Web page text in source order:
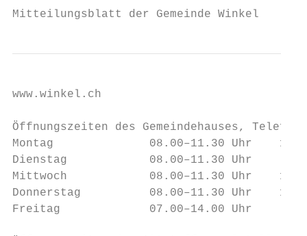
Mitteilungsblatt der Gemeinde Winkel
www.winkel.ch
Öffnungszeiten des Gemeindehauses, Telefon
Montag              08.00–11.30 Uhr
Dienstag            08.00–11.30 Uhr
Mittwoch            08.00–11.30 Uhr
Donnerstag          08.00–11.30 Uhr
Freitag             07.00–14.00 Uhr